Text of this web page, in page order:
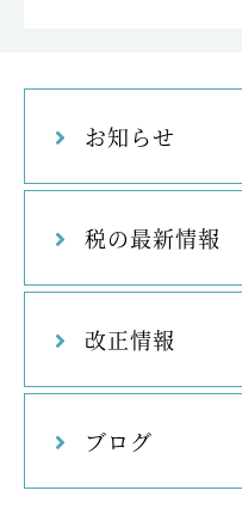
お知らせ
税の最新情報
改正情報
ブログ